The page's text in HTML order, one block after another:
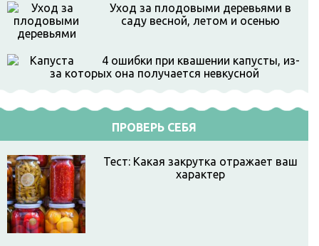
Уход за плодовыми деревьями в
саду весной, летом и осенью
4 ошибки при квашении капусты, из-
за которых она получается невкусной
ПРОВЕРЬ СЕБЯ
Тест: Какая закрутка отражает ваш
характер